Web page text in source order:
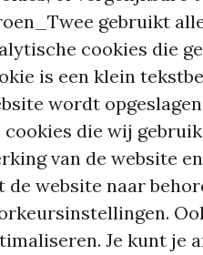
gebruikt
cookies die
is een klein
wordt
cookies die wij
van de website
de website naar
Je kunt je